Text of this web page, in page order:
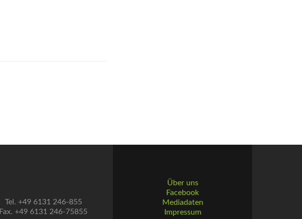
Tel. +49 6131 246-855
Fax. +49 6131 246-75855
Über uns
Facebook
Mediadaten
Impressum